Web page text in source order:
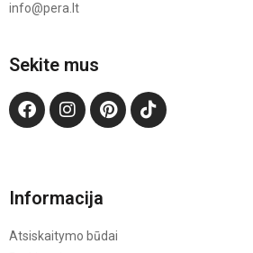
info@pera.lt
Sekite mus
Informacija
Atsiskaitymo būdai